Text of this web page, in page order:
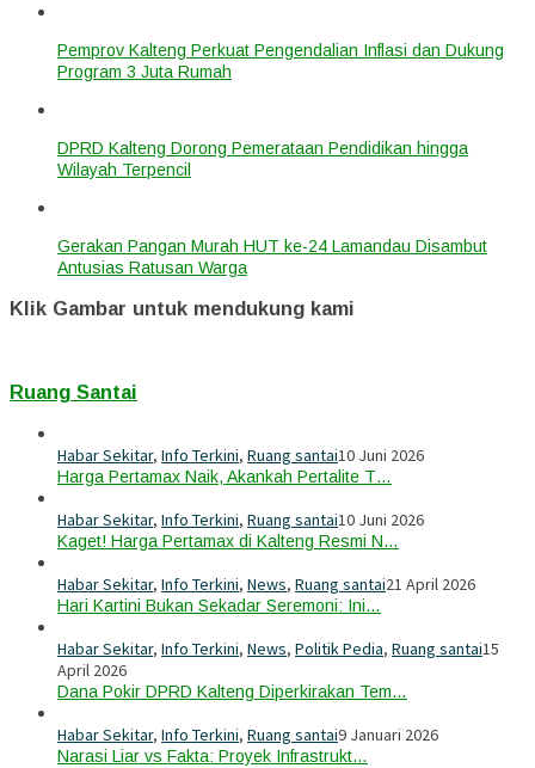
Pemprov Kalteng Perkuat Pengendalian Inflasi dan Dukung
Program 3 Juta Rumah
DPRD Kalteng Dorong Pemerataan Pendidikan hingga
Wilayah Terpencil
Gerakan Pangan Murah HUT ke-24 Lamandau Disambut
Antusias Ratusan Warga
Klik Gambar untuk mendukung kami
Ruang Santai
Habar Sekitar, Info Terkini, Ruang santai10 Juni 2026
Harga Pertamax Naik, Akankah Pertalite T…
Habar Sekitar, Info Terkini, Ruang santai10 Juni 2026
Kaget! Harga Pertamax di Kalteng Resmi N…
Habar Sekitar, Info Terkini, News, Ruang santai21 April 2026
Hari Kartini Bukan Sekadar Seremoni: Ini…
Habar Sekitar, Info Terkini, News, Politik Pedia, Ruang santai15
April 2026
Dana Pokir DPRD Kalteng Diperkirakan Tem…
Habar Sekitar, Info Terkini, Ruang santai9 Januari 2026
Narasi Liar vs Fakta: Proyek Infrastrukt…